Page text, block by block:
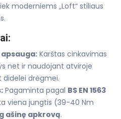
moderniems „Loft“ stiliaus
Karštas cinkavimas
net ir naudojant atviroje
didelei drėgmei.
Pagaminta pagal BS EN 1563
viena jungtis (39-40 Nm
ašinę apkrovą.